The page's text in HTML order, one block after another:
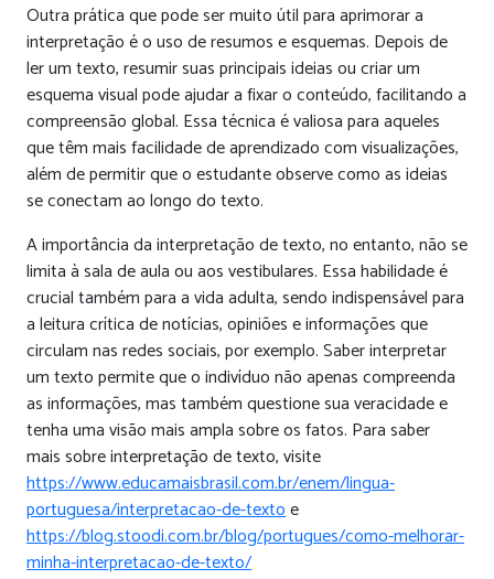
Outra prática que pode ser muito útil para aprimorar a
interpretação é o uso de resumos e esquemas. Depois de
ler um texto, resumir suas principais ideias ou criar um
esquema visual pode ajudar a fixar o conteúdo, facilitando a
compreensão global. Essa técnica é valiosa para aqueles
que têm mais facilidade de aprendizado com visualizações,
além de permitir que o estudante observe como as ideias
se conectam ao longo do texto.
A importância da interpretação de texto, no entanto, não se
limita à sala de aula ou aos vestibulares. Essa habilidade é
crucial também para a vida adulta, sendo indispensável para
a leitura crítica de notícias, opiniões e informações que
circulam nas redes sociais, por exemplo. Saber interpretar
um texto permite que o indivíduo não apenas compreenda
as informações, mas também questione sua veracidade e
tenha uma visão mais ampla sobre os fatos. Para saber
mais sobre interpretação de texto, visite
https://www.educamaisbrasil.com.br/enem/lingua-
portuguesa/interpretacao-de-textoe
https://blog.stoodi.com.br/blog/portugues/como-melhorar-
minha-interpretacao-de-texto/